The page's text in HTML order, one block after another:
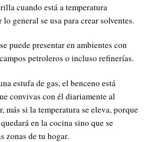
cuando está a temperatura
general se usa para crear solventes.
puede presentar en ambientes con
petroleros o incluso refinerías.
estufa de gas, el benceno está
convivas con él diariamente al
más si la temperatura se eleva, porque
en la cocina sino que se
zonas de tu hogar.